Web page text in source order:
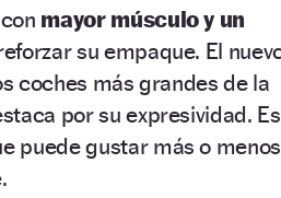
mayor músculo y un
su empaque. El
coches más grandes de la
por su expresividad. Es
puede gustar más o